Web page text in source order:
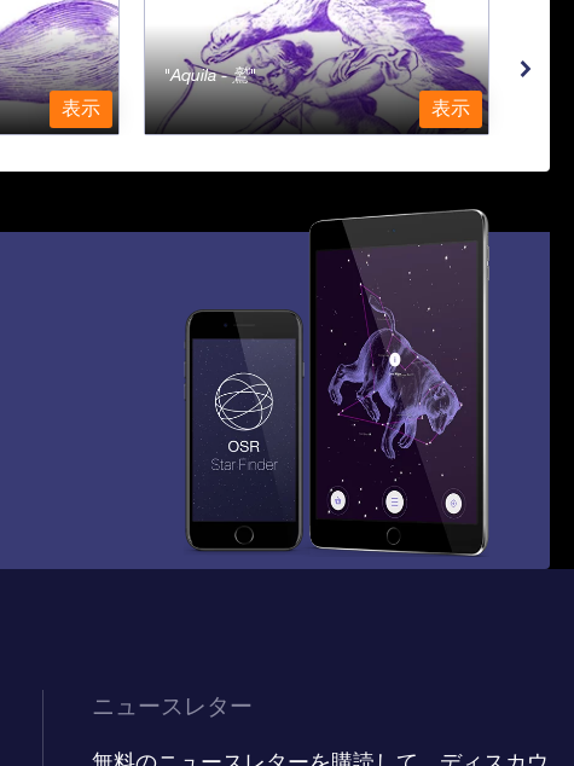
表示
Aquila - 鷲
表示
ニュースレター